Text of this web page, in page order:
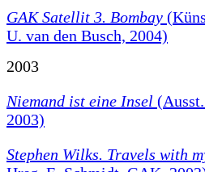
GAK Satellit 3. Bombay
U. van den Busch, 2004)
2003
Niemand ist eine Insel
2003)
Stephen Wilks. Travels with